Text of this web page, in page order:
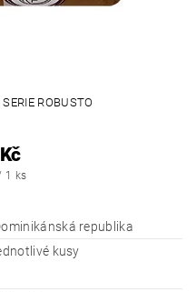
ROBUSTO
1 ks
republika
kusy